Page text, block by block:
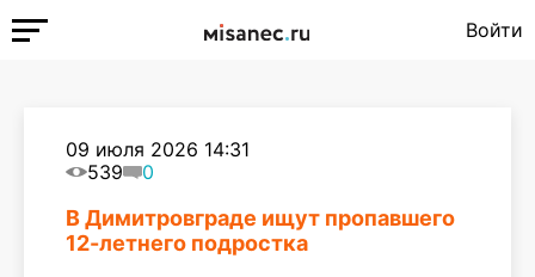
Войти
09 июля 2026 14:31
539
0
В Димитровграде ищут пропавшего
12-летнего подростка